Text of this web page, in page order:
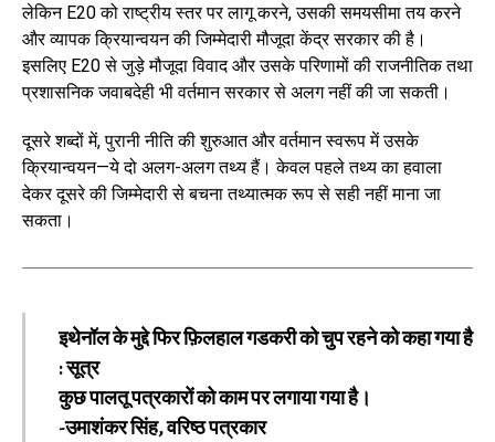
लेकिन E20 को राष्ट्रीय स्तर पर लागू करने, उसकी समयसीमा तय करने
और व्यापक क्रियान्वयन की जिम्मेदारी मौजूदा केंद्र सरकार की है।
इसलिए E20 से जुड़े मौजूदा विवाद और उसके परिणामों की राजनीतिक तथा
प्रशासनिक जवाबदेही भी वर्तमान सरकार से अलग नहीं की जा सकती।
दूसरे शब्दों में, पुरानी नीति की शुरुआत और वर्तमान स्वरूप में उसके
क्रियान्वयन—ये दो अलग-अलग तथ्य हैं। केवल पहले तथ्य का हवाला
देकर दूसरे की जिम्मेदारी से बचना तथ्यात्मक रूप से सही नहीं माना जा
सकता।
इथेनॉल के मुद्दे फिर फ़िलहाल गडकरी को चुप रहने को कहा गया है
: सूत्र
कुछ पालतू पत्रकारों को काम पर लगाया गया है।
-उमाशंकर सिंह, वरिष्ठ पत्रकार